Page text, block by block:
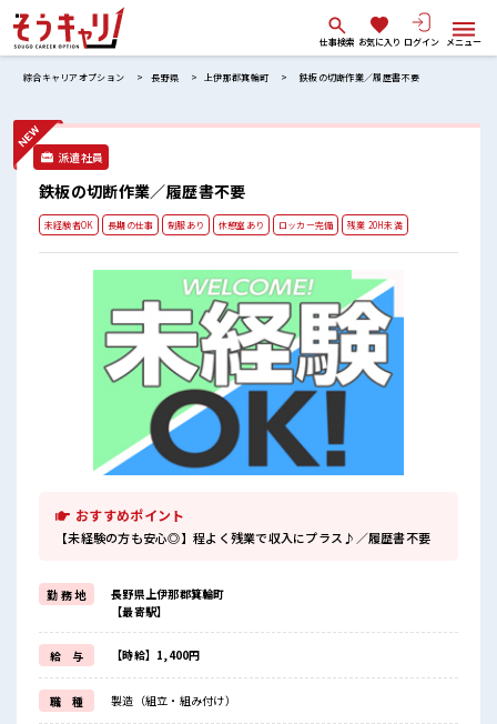
仕事検索 お気に入り ログイン メニュー
綜合キャリアオプション 長野県 上伊那郡箕輪町 鉄板の切断作業／履歴書不要
派遣社員
鉄板の切断作業／履歴書不要
未経験者OK 長期の仕事 制服あり 休憩室あり ロッカー完備 残業 20H未満
おすすめポイント
【未経験の方も安心◎】程よく残業で収入にプラス♪／履歴書不要
勤 務 地
長野県上伊那郡箕輪町
【最寄駅】
給 与 【時給】1,400円
職 種 製造（組立・組み付け）